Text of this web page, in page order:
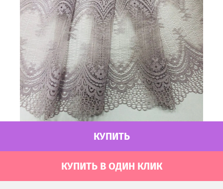
КУПИТЬ
КУПИТЬ В ОДИН КЛИК